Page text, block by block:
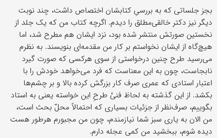
بجز جلساتی که به بررسیِ کتابشان اختصاص داشت، چند نوبت
دیگر نیز دکتر خالقی‌مطلق را دیدم. اگرچه کتاب من که یک جلد از
نخستین صورتش منتشر شده بود، نزد ایشان هم مطرح شد، اما
هیچ‌گاه از ایشان نخواستم بر کار من مقدمه‌ای بنویسند. به نظرم
می‌رسید طرح چنین درخواستی از سوی هرکسی که صورت گیرد
نابجاست، چون به این معناست که فرد می‌خواهد خودش را با
اعتبار استادی که عمری صرف کار بزرگش کرده بالا و بر چشم‌ها
بکشد. از این گذشته به لحاظ فنیْ طرحِ این خواسته یعنی به استاد
بگوییم، صرف‌نظر از جزئیات بسیاری که احتمالاً محلّ بحث است،
من الان به یاری سبز شما نیازمندم، چون من مجبورم هرطور هست
دیده شوم، ببخشید من کمی عجله دارم.